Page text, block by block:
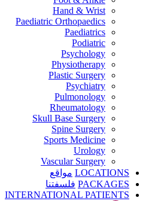
Hand & Wrist
Paediatric Orthopaedics
Paediatrics
Podiatric
Psychology
Physiotherapy
Plastic Surgery
Psychiatry
Pulmonology
Rheumatology
Skull Base Surgery
Spine Surgery
Sports Medicine
Urology
Vascular Surgery
LOCATIONS مواقع
PACKAGES فلسفتنا
INTERNATIONAL PATIENTS